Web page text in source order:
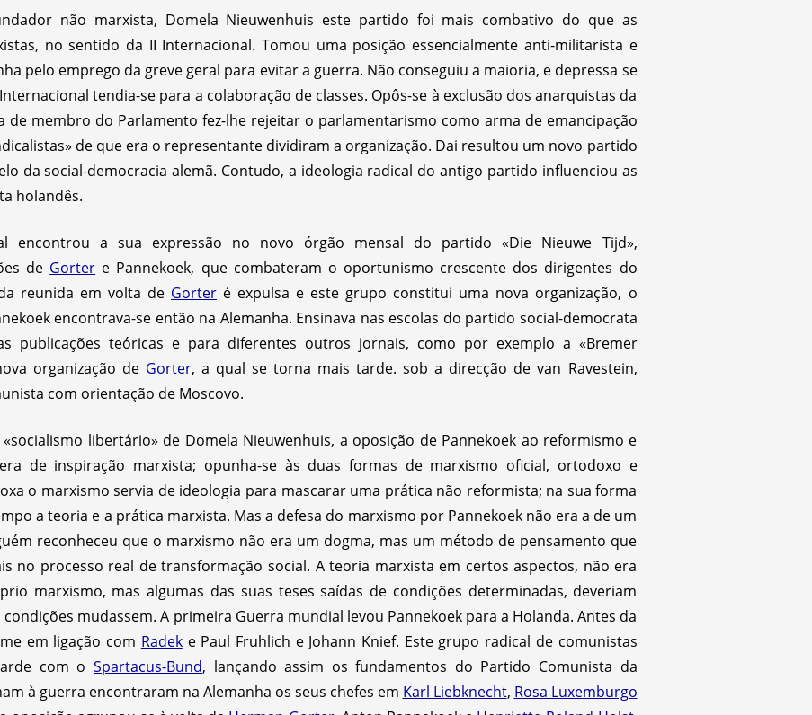
não marxista, Domela Nieuwenhuis este partido foi mais combativo do que as
no sentido da II Internacional. Tomou uma posição essencialmente anti-militarista e
pelo emprego da greve geral para evitar a guerra. Não conseguiu a maioria, e depressa se
tendia-se para a colaboração de classes. Opôs-se à exclusão dos anarquistas da
de membro do Parlamento fez-lhe rejeitar o parlamentarismo como arma de emancipação
de que era o representante dividiram a organização. Dai resultou um novo partido
da social-democracia alemã. Contudo, a ideologia radical do antigo partido influenciou as
holandês.
encontrou a sua expressão no novo órgão mensal do partido «Die Nieuwe Tijd»,
de Gorter e Pannekoek, que combateram o oportunismo crescente dos dirigentes do
reunida em volta de Gorter é expulsa e este grupo constitui uma nova organização, o
encontrava-se então na Alemanha. Ensinava nas escolas do partido social-democrata
publicações teóricas e para diferentes outros jornais, como por exemplo a «Bremer
organização de Gorter, a qual se torna mais tarde. sob a direcção de van Ravestein,
com orientação de Moscovo.
libertário» de Domela Nieuwenhuis, a oposição de Pannekoek ao reformismo e
de inspiração marxista; opunha-se às duas formas de marxismo oficial, ortodoxo e
o marxismo servia de ideologia para mascarar uma prática não reformista; na sua forma
a teoria e a prática marxista. Mas a defesa do marxismo por Pannekoek não era a de um
reconheceu que o marxismo não era um dogma, mas um método de pensamento que
no processo real de transformação social. A teoria marxista em certos aspectos, não era
marxismo, mas algumas das suas teses saídas de condições determinadas, deveriam
mudassem. A primeira Guerra mundial levou Pannekoek para a Holanda. Antes da
em ligação com Radeke Paul Fruhlich e Johann Knief. Este grupo radical de comunistas
com o Spartacus-Bund, lançando assim os fundamentos do Partido Comunista da
à guerra encontraram na Alemanha os seus chefes em Karl Liebknecht, Rosa Luxemburgo